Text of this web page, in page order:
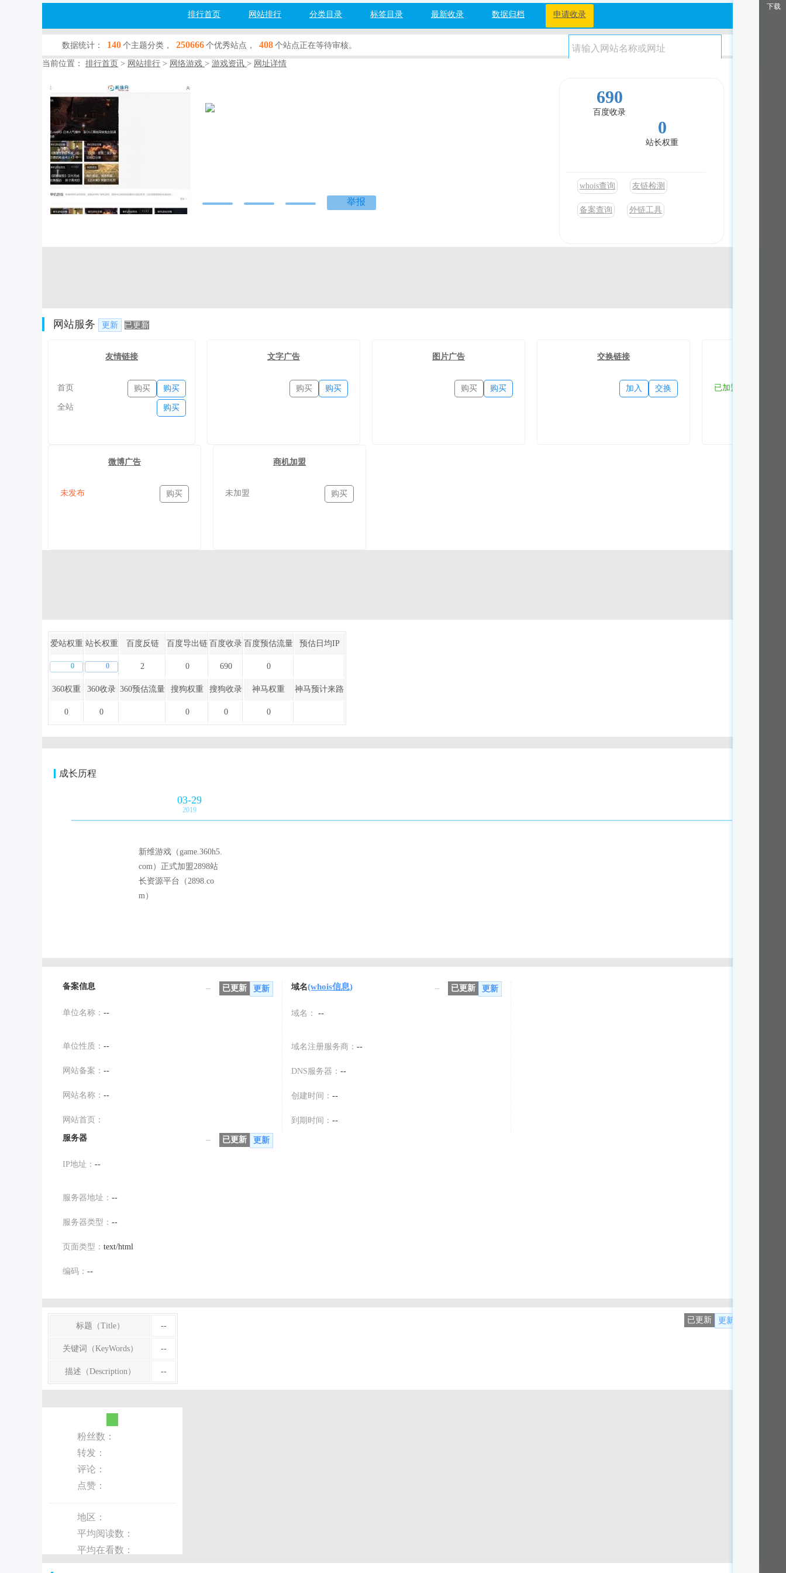
排行首页 网站排行 分类目录 标签目录 最新收录 数据归档 申请收录
数据统计： 140 个主题分类， 250666 个优秀站点， 408 个站点正在等待审核。
当前位置： 排行首页 > 网站排行 > 网络游戏 > 游戏资讯 > 网址详情
举报
690
百度收录
0
站长权重
whois查询 友链检测
备案查询 外链工具
网站服务 更新 已更新
友情链接
首页 购买
购买
全站 购买
文字广告
购买
购买
图片广告
购买
购买
交换链接
交换
加入 已加盟
微博广告
未发布 购买
商机加盟
未加盟 购买
爱站权重 站长权重 百度反链 百度导出链 百度收录 百度预估流量 预估日均IP
0 0 2 0 690 0
360权重 360收录 360预估流量 搜狗权重 搜狗收录 神马权重 神马预计来路
0 0 0 0 0
成长历程
03-29
2019
新维游戏（game.360h5.
com）正式加盟2898站
长资源平台（2898.co
m）
备案信息 更新
已更新
--
单位名称： --
单位性质： --
网站备案： --
网站名称： --
网站首页：
域名(whois信息) 更新
已更新
--
域名： --
域名注册服务商： --
DNS服务器： --
创建时间： --
到期时间： --
服务器
更新
已更新
--
IP地址： --
服务器地址： --
服务器类型： --
页面类型： text/html
编码： --
更新
已更新
标题（Title） --
关键词（KeyWords） --
描述（Description） --
粉丝数：
转发：
评论：
点赞：
地区：
平均阅读数：
平均在看数：
下载